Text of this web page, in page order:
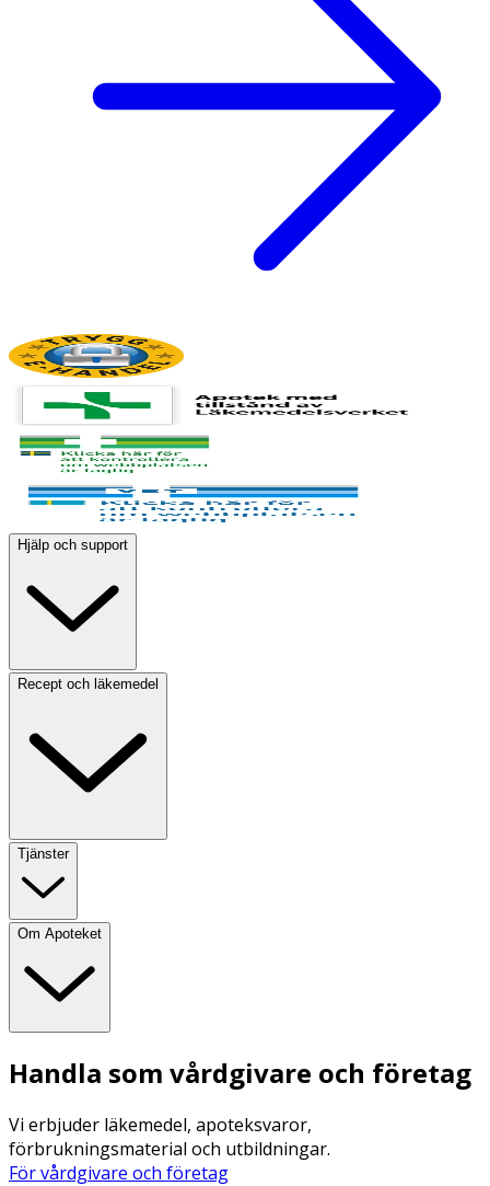
Hjälp och support
Recept och läkemedel
Tjänster
Om Apoteket
Handla som vårdgivare och företag
Vi erbjuder läkemedel, apoteksvaror,
förbrukningsmaterial och utbildningar.
För vårdgivare och företag